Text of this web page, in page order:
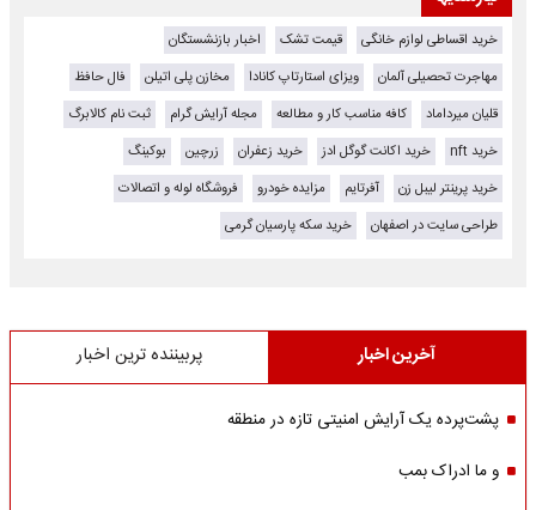
خرید اقساطی لوازم خانگی قیمت تشک
اخبار بازنشستگان
مهاجرت تحصیلی آلمان
ویزای استارتاپ کانادا مخازن پلی اتیلن
فال حافظ
قلیان میرداماد
کافه مناسب کار و مطالعه مجله آرایش گرام
ثبت نام کالابرگ
خرید nft
خرید اکانت گوگل ادز خرید زعفران زرچین
بوکینگ
خرید پرینتر لیبل زن
آفرتایم مزایده خودرو
فروشگاه لوله و اتصالات
طراحی سایت در اصفهان
خرید سکه پارسیان گرمی
آخرین اخبار پربیننده ترین اخبار
پشت‌پرده یک آرایش امنیتی تازه در منطقه
و ما ادراک بمب